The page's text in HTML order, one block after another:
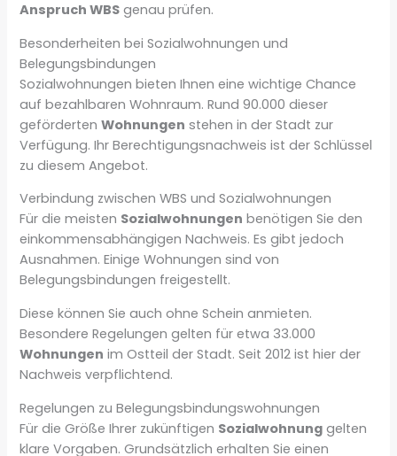
Anspruch WBS genau prüfen.
Besonderheiten bei Sozialwohnungen und
Belegungsbindungen
Sozialwohnungen bieten Ihnen eine wichtige Chance
auf bezahlbaren Wohnraum. Rund 90.000 dieser
gefördertenWohnungen stehen in der Stadt zur
Verfügung. Ihr Berechtigungsnachweis ist der Schlüssel
zu diesem Angebot.
Verbindung zwischen WBS und Sozialwohnungen
Für die meisten Sozialwohnungen benötigen Sie den
einkommensabhängigen Nachweis. Es gibt jedoch
Ausnahmen. Einige Wohnungen sind von
Belegungsbindungen freigestellt.
Diese können Sie auch ohne Schein anmieten.
Besondere Regelungen gelten für etwa 33.000
Wohnungen im Ostteil der Stadt. Seit 2012 ist hier der
Nachweis verpflichtend.
Regelungen zu Belegungsbindungswohnungen
Für die Größe Ihrer zukünftigen Sozialwohnung gelten
klare Vorgaben. Grundsätzlich erhalten Sie einen